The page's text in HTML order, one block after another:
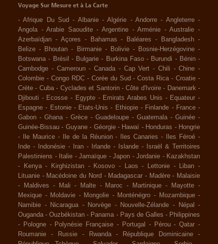
Voyage Sur Mesure et à La Carte
-Afrique Du Sud - Albanie -Algérie -Andorre - Angleterre -
Angola -Arabie Saoudite -Argentine -Arménie -Australie -
Azerbaïdjan - Açores - Bahamas - Baléares - Bangladesh -
Belize - Bhoutan - Birmanie - Bolivie - Bosnie-Herzégovine -
Botswana - Brésil - Bulgarie - Burkina Faso - Burundi - Bénin -
Cambodge - Cameroun - Canada - Cap Vert - Chili -Chine -
Colombie - Congo RDC - Corée du Sud -Costa Rica -Croatie -
Crète - Cuba - Cyclades et Santorin -Côte d'Ivoire - Danemark -
Djibouti - Ecosse - Egypte - Emirats Arabes Unis - Equateur -
Espagne - Estonie - Etats-Unis - Ethiopie - Finlande - France -
Gabon - Ghana - Grèce - Guadeloupe - Guatemala - Guinée -
Guinée-Bissau - Guyane - Géorgie - Hawaï - Honduras - Hongrie
-
Ile Maurice - Ile de la Réunion - Iles Canaries - Iles Féroé -
Inde - Indonésie - Iran - Irlande - Islande -
Israël & Territoires
Palestiniens - Italie - Jamaïque - Japon - Jordanie - Kazakhstan
-
Kenya - Kirghizistan - Kosovo - Laos - Lettonie - Liban -
Lituanie - Macédoine du Nord - Madagascar - Madère - Malaisie
-
Maldives - Mali - Malte - Maroc - Martinique - Mayotte -
Mexique - Moldavie - Mongolie - Monténégro - Mozambique -
Namibie - Nicaragua - Norvège - Nouvelle-Zélande - Népal
-
Ouganda -Ouzbékistan - Panama - Pays de Galles - Philippines
-
Pologne - Polynésie Française - Portugal - Pérou -Qatar -
Roumanie
- Russie - Rwanda - République Dominicaine
-